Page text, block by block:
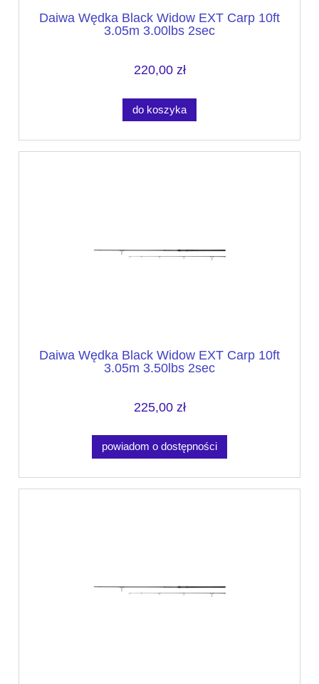
Daiwa Wędka Black Widow EXT Carp 10ft
3.05m 3.00lbs 2sec
220,00 zł
do koszyka
Daiwa Wędka Black Widow EXT Carp 10ft
3.05m 3.50lbs 2sec
225,00 zł
powiadom o dostępności